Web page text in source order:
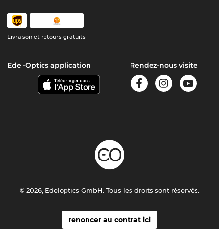
Livraison et retours gratuits
Edel-Optics application Rendez-nous visite
renoncer au contrat ici
© 2026, Edeloptics GmbH. Tous les droits sont réservés.